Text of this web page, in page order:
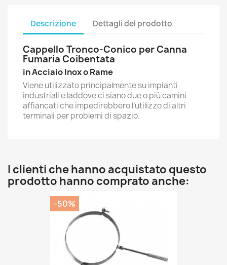
Descrizione Dettagli del prodotto
Cappello Tronco-Conico per Canna
Fumaria Coibentata
in Acciaio Inox o Rame
Viene utilizzato principalmente su impianti
industriali e laddove ci siano due o più camini
affiancati che impedirebbero l’utilizzo di altri
terminali per problemi di spazio.
I clienti che hanno acquistato questo
prodotto hanno comprato anche:
-50%